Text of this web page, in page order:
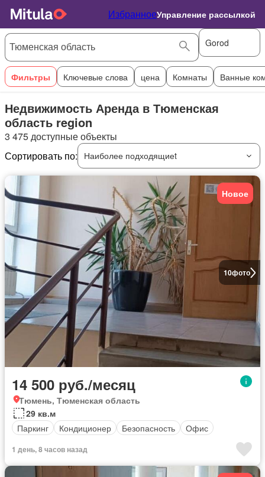
ИзбранноеУправление рассылкой
Gorod
Фильтры Ключевые слова цена Комнаты Ванные
Недвижимость Аренда в Тюменская
область region
3 475 доступные объекты
Сортировать по:
Наиболее подходящиеt
10фото
Новое
14 500 руб./месяц
Тюмень, Тюменская область
29 кв.м
Паркинг
Кондиционер Безопасность Офис
1 день, 8 часов назад